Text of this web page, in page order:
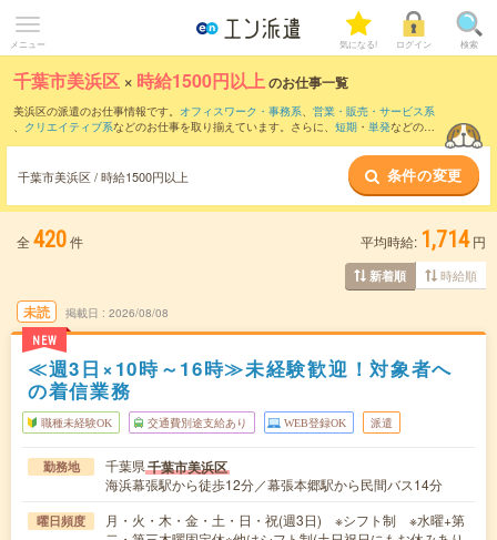
メニュー 気になる! ログイン 検索
千葉市美浜区 × 時給1500円以上のお仕事一覧
美浜区の派遣のお仕事情報です。 オフィスワーク・事務系、 営業・販売・サービス系
、 クリエイティブ系などのお仕事を取り揃えています。さらに、 短期 ・ 単発などの期
千葉市美浜区 / 時給1500円以上 条件の変更
全 420件 平均時給: 1,714 円
新着順 時給順
未読
NEW
掲載日 2026/08/08
≪週3日×10時～16時≫未経験歓迎！対象者へ
の着信業務
職種未経験OK 交通費別途支給あり WEB登録OK 派遣
勤務地 千葉県千葉市美浜区
海浜幕張駅から徒歩12分／幕張本郷駅から民間バス14分
曜日頻度
月・火・木・金・土・日・祝(週3日) ※シフト制 ※水曜+第